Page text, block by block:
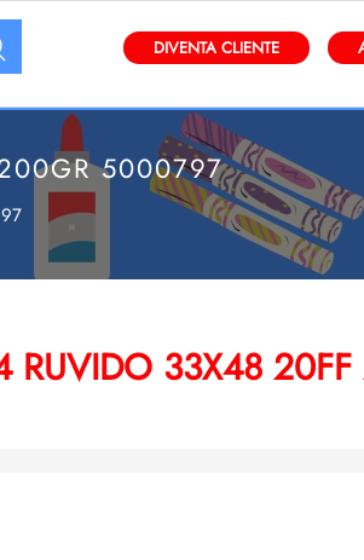
gli altri filtri disponibili.
DIVENTA CLIENTE
5000797
RUVIDO 33X48